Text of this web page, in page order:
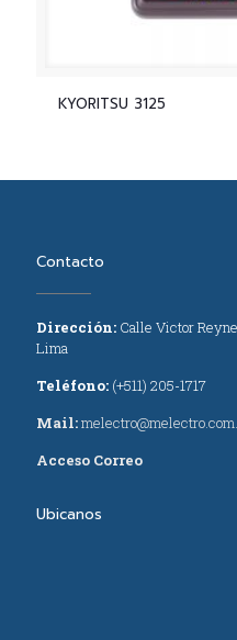
KYORITSU 3125
Contacto
Dirección: Calle Victor
Lima
Teléfono: (+511) 205-1717
Mail:
Acceso Correo
Ubicanos